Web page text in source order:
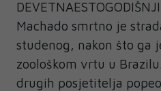
Machado smrtno je
studenog, nakon što ga
zoološkom vrtu u
drugih posjetitelja